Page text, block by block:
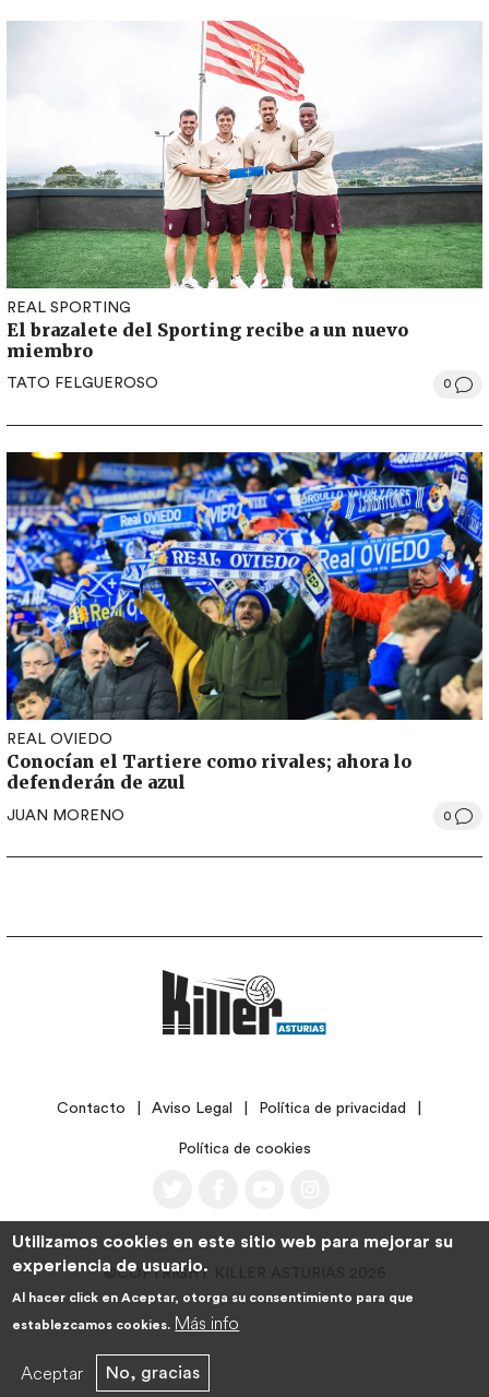
REAL SPORTING
El brazalete del Sporting recibe a un nuevo
miembro
TATO FELGUEROSO 0
REAL OVIEDO
Conocían el Tartiere como rivales; ahora lo
defenderán de azul
JUAN MORENO 0
LEGALContacto Aviso Legal Política de privacidad
Política de cookies
©COPYRIGHT KILLER ASTURIAS 2026
Utilizamos cookies en este sitio web para mejorar su
experiencia de usuario.
Al hacer click en Aceptar, otorga su consentimiento para que
establezcamos cookies. Más info
Aceptar No, gracias